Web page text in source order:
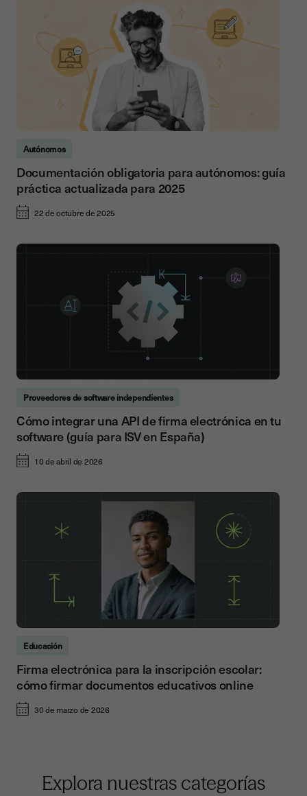
Autónomos
Documentación obligatoria para autónomos: guía
práctica actualizada para 2025
22 de octubre de 2025
Proveedores de software independientes
Cómo integrar una API de firma electrónica en tu
software (guía para ISV en España)
10 de abril de 2026
Educación
Firma electrónica para la inscripción escolar:
cómo firmar documentos educativos online
30 de marzo de 2026
Explora nuestras categorías